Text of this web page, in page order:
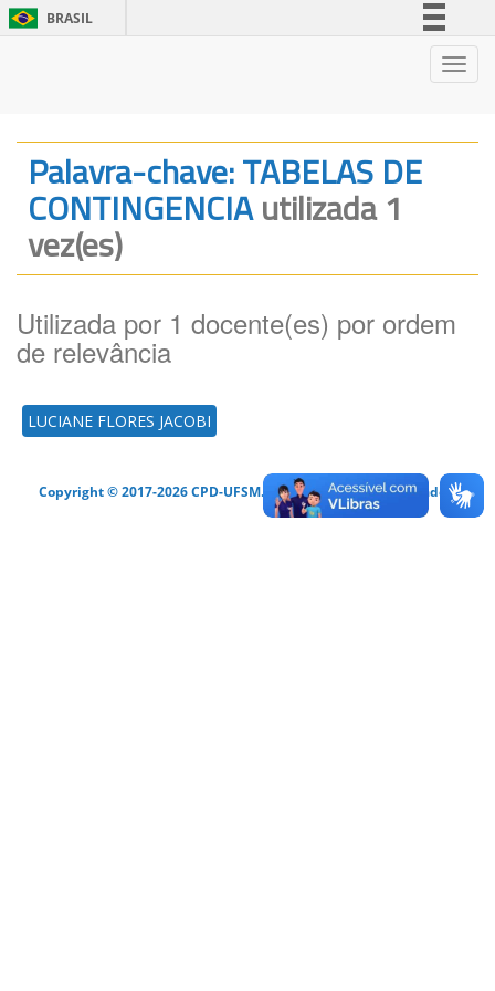
BRASIL
Legislação
Canais
Palavra-chave: TABELAS DE
CONTINGENCIAutilizada 1
vez(es)
Utilizada por 1 docente(es) por ordem
de relevância
LUCIANE FLORES JACOBI
Copyright © 2017-2026 CPD-UFSM. Todos os direitos reservados.